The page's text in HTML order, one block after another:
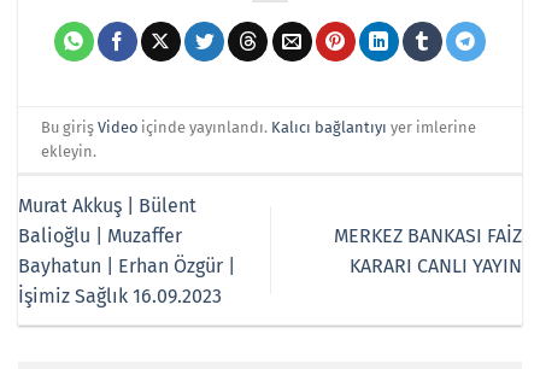
Bu girişVideo içinde yayınlandı. Kalıcı bağlantıyı yer imlerine
ekleyin.
Murat Akkuş | Bülent
Balioğlu | Muzaffer
Bayhatun | Erhan Özgür |
İşimiz Sağlık 16.09.2023
MERKEZ BANKASI FAİZ
KARARI CANLI YAYIN